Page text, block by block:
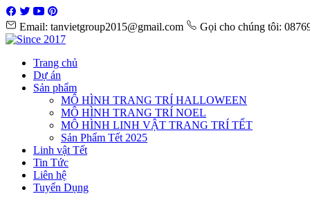
Email: tanvietgroup2015@gmail.com Gọi cho chúng tôi:
Trang chủ
Dự án
Sản phẩm
MÔ HÌNH TRANG TRÍ HALLOWEEN
MÔ HÌNH TRANG TRÍ NOEL
MÔ HÌNH LINH VẬT TRANG TRÍ TẾT
Sản Phẩm Tết 2025
Linh vật Tết
Tin Tức
Liên hệ
Tuyển Dụng